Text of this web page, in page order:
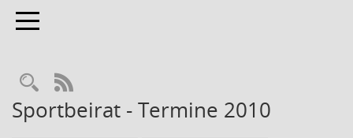
Toggle navigation
Rechercheauswahl
RSS-Feed
Sportbeirat - Termine 2010